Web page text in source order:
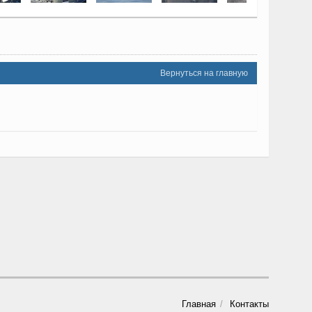
Вернуться на главную
Главная Контакты